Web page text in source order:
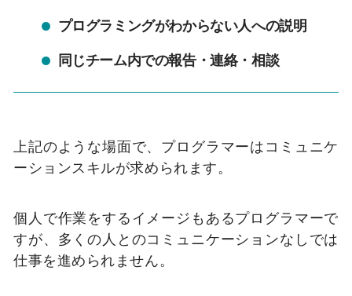
プログラミングがわからない人への説明
同じチーム内での報告・連絡・相談
上記のような場面で、プログラマーはコミュニケ
ーションスキルが求められます。
個人で作業をするイメージもあるプログラマーで
すが、多くの人とのコミュニケーションなしでは
仕事を進められません。